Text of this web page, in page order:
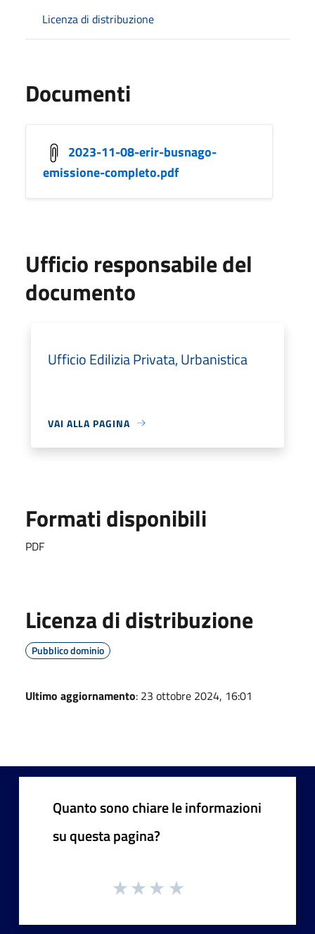
Licenza di distribuzione
Documenti
2023-11-08-erir-busnago-
emissione-completo.pdf
Ufficio responsabile del
documento
Ufficio Edilizia Privata, Urbanistica
VAI ALLA PAGINA
Formati disponibili
PDF
Licenza di distribuzione
Pubblico dominio
Ultimo aggiornamento: 23 ottobre 2024, 16:01
Quanto sono chiare le informazioni
su questa pagina?